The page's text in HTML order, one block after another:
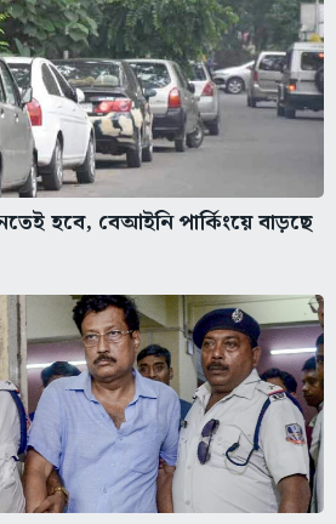
হবে, বেআইনি পার্কিংয়ে বাড়ছে